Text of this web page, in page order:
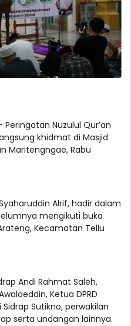
Peringatan Nuzulul Qur’an
khidmat di Masjid
Maritengngae, Rabu
Alrif, hadir dalam
mengikuti buka
Kecamatan Tellu
Andi Rahmat Saleh,
Ketua DPRD
Sutikno, perwakilan
serta undangan lainnya.